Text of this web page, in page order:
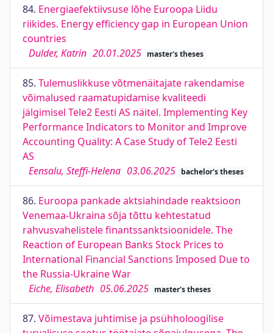
84. Energiaefektiivsuse lõhe Euroopa Liidu
riikides. Energy efficiency gap in European Union
countries
Dulder, Katrin 20.01.2025 master's theses
85. Tulemuslikkuse võtmenäitajate rakendamise
võimalused raamatupidamise kvaliteedi
jälgimisel Tele2 Eesti AS näitel. Implementing Key
Performance Indicators to Monitor and Improve
Accounting Quality: A Case Study of Tele2 Eesti
AS
Eensalu, Steffi-Helena 03.06.2025 bachelor's theses
86. Euroopa pankade aktsiahindade reaktsioon
Venemaa-Ukraina sõja tõttu kehtestatud
rahvusvahelistele finantssanktsioonidele. The
Reaction of European Banks Stock Prices to
International Financial Sanctions Imposed Due to
the Russia-Ukraine War
Eiche, Elisabeth 05.06.2025 master's theses
87. Võimestava juhtimise ja psühholoogilise